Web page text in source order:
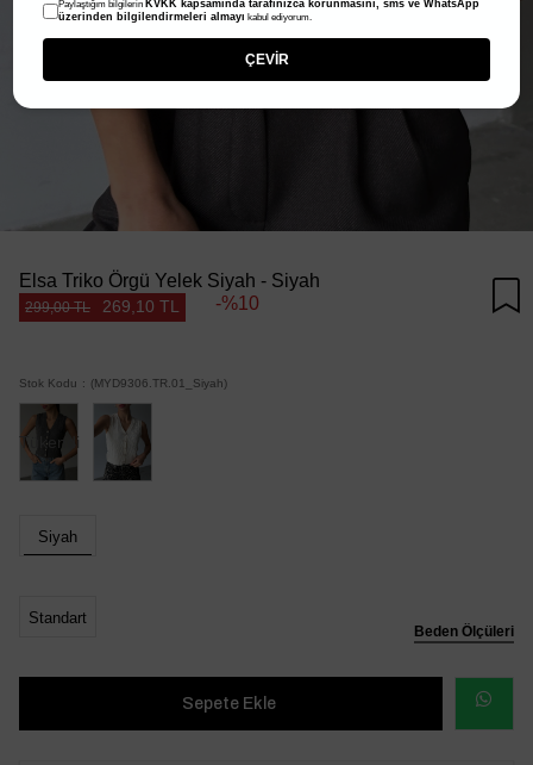
Elsa Triko Örgü Yelek Siyah - Siyah
299,00 TL 269,10 TL 10
Stok Kodu (MYD9306.TR.01_Siyah)
Tükendi
Beden Ölçüleri
Siyah
Standart
Paylaştığım bilgilerin KVKK kapsamında tarafınızca korunmasını, sms ve WhatsApp
üzerinden bilgilendirmeleri almayı kabul ediyorum.
ÇEVİR